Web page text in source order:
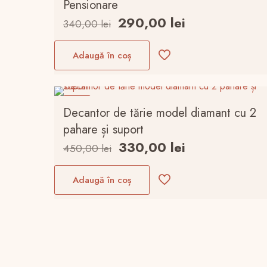
Pensionare
340,00lei Prețul
inițial
a
fost:
340,00 lei.
290,00 lei
Adaugă în coș
Decantor de tărie model diamant cu 2
pahare și suport
450,00lei Prețul
inițial
a
fost:
330,00 lei
Adaugă în coș